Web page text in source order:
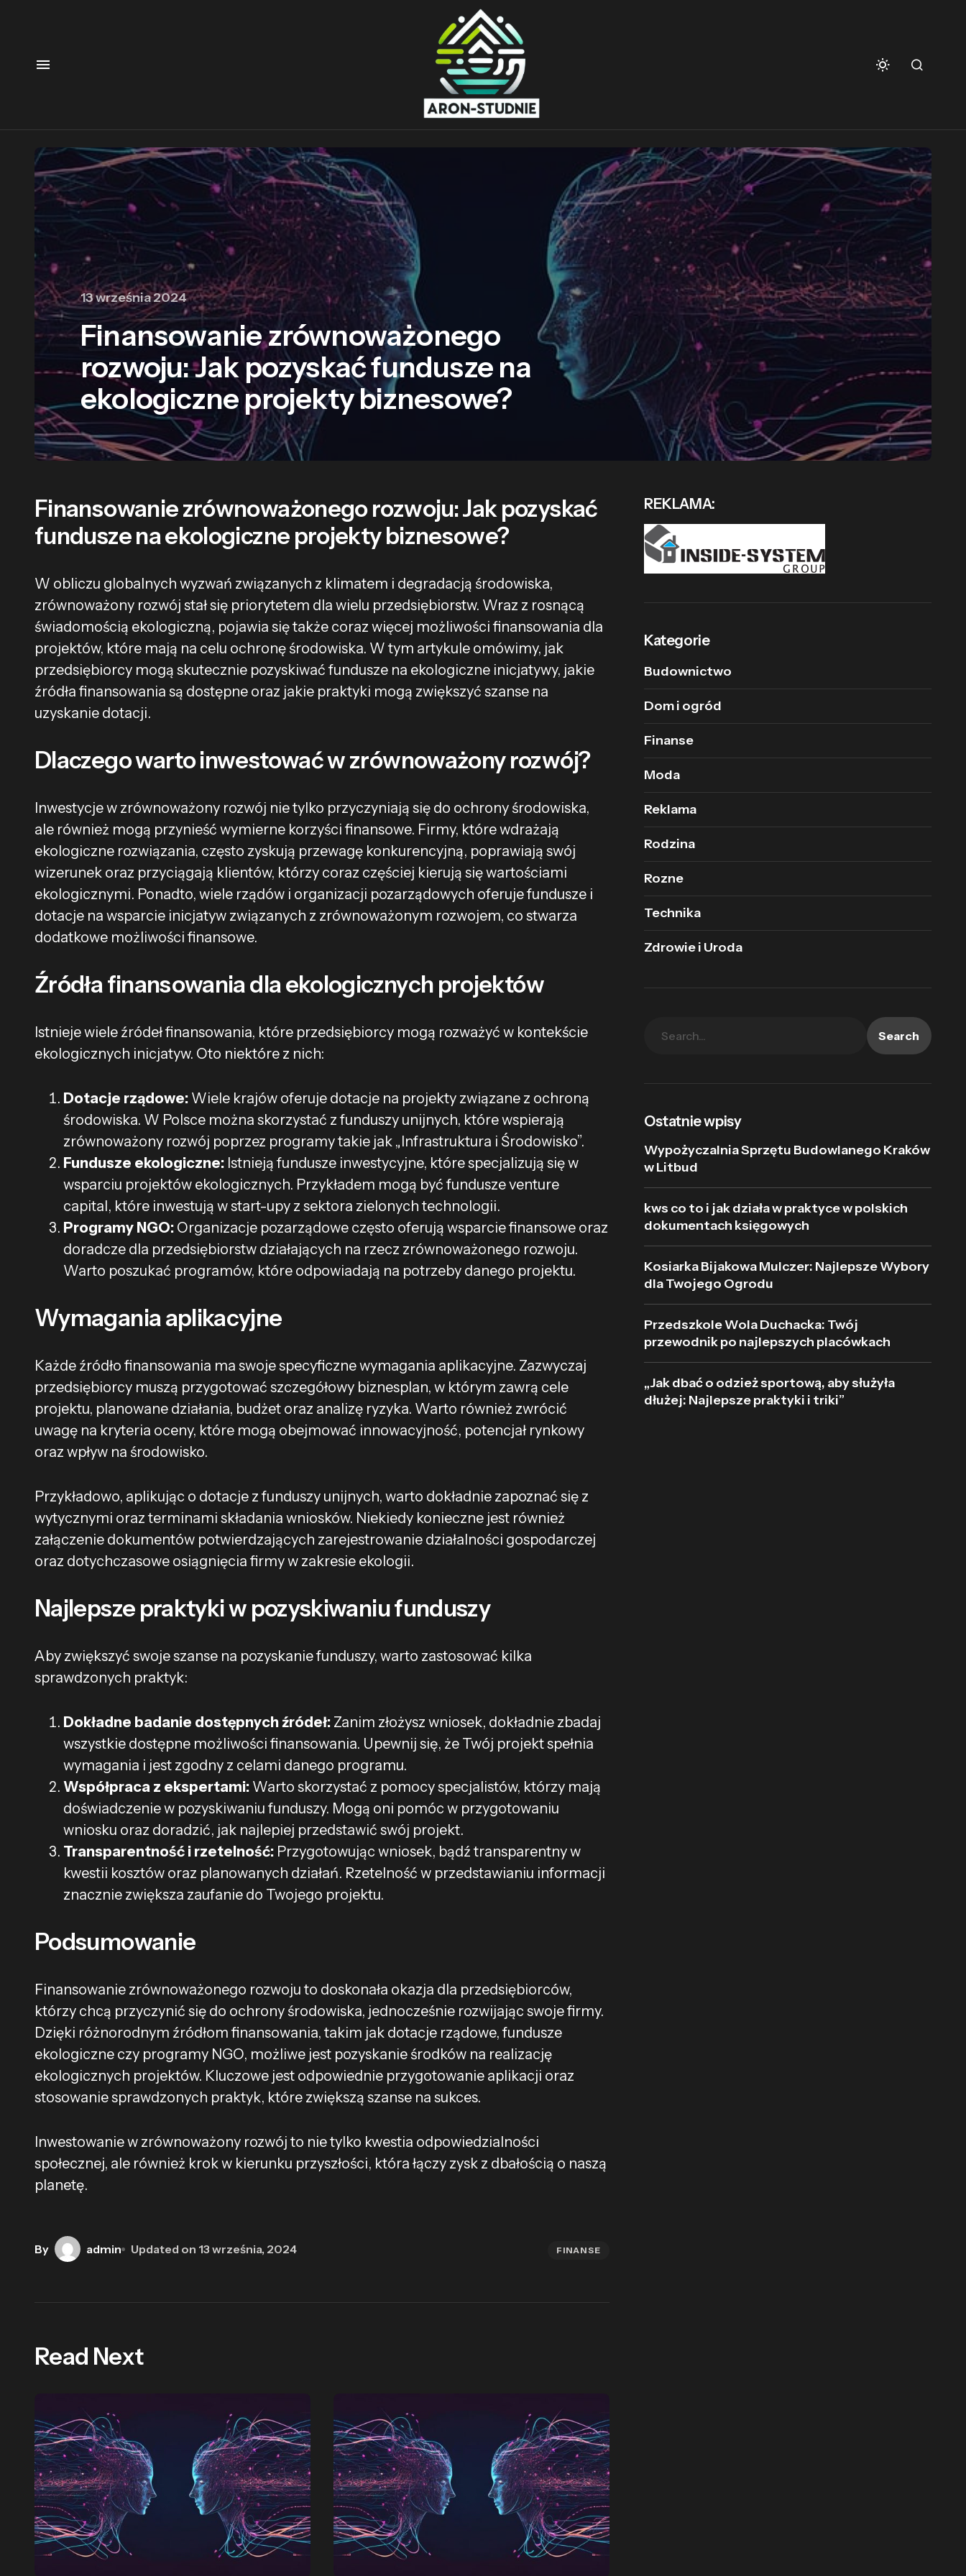
13 września 2024
Finansowanie zrównoważonego
rozwoju: Jak pozyskać fundusze na
ekologiczne projekty biznesowe?
Finansowanie zrównoważonego rozwoju: Jak pozyskać
fundusze na ekologiczne projekty biznesowe?
W obliczu globalnych wyzwań związanych z klimatem i degradacją środowiska,
zrównoważony rozwój stał się priorytetem dla wielu przedsiębiorstw. Wraz z rosnącą
świadomością ekologiczną, pojawia się także coraz więcej możliwości finansowania dla
projektów, które mają na celu ochronę środowiska. W tym artykule omówimy, jak
przedsiębiorcy mogą skutecznie pozyskiwać fundusze na ekologiczne inicjatywy, jakie
źródła finansowania są dostępne oraz jakie praktyki mogą zwiększyć szanse na
uzyskanie dotacji.
Dlaczego warto inwestować w zrównoważony rozwój?
Inwestycje w zrównoważony rozwój nie tylko przyczyniają się do ochrony środowiska,
ale również mogą przynieść wymierne korzyści finansowe. Firmy, które wdrażają
ekologiczne rozwiązania, często zyskują przewagę konkurencyjną, poprawiają swój
wizerunek oraz przyciągają klientów, którzy coraz częściej kierują się wartościami
ekologicznymi. Ponadto, wiele rządów i organizacji pozarządowych oferuje fundusze i
dotacje na wsparcie inicjatyw związanych z zrównoważonym rozwojem, co stwarza
dodatkowe możliwości finansowe.
Źródła finansowania dla ekologicznych projektów
Istnieje wiele źródeł finansowania, które przedsiębiorcy mogą rozważyć w kontekście
ekologicznych inicjatyw. Oto niektóre z nich:
Dotacje rządowe: Wiele krajów oferuje dotacje na projekty związane z ochroną
środowiska. W Polsce można skorzystać z funduszy unijnych, które wspierają
zrównoważony rozwój poprzez programy takie jak „Infrastruktura i Środowisko”.
Fundusze ekologiczne: Istnieją fundusze inwestycyjne, które specjalizują się w
wsparciu projektów ekologicznych. Przykładem mogą być fundusze venture
capital, które inwestują w start-upy z sektora zielonych technologii.
Programy NGO: Organizacje pozarządowe często oferują wsparcie finansowe oraz
doradcze dla przedsiębiorstw działających na rzecz zrównoważonego rozwoju.
Warto poszukać programów, które odpowiadają na potrzeby danego projektu.
Wymagania aplikacyjne
Każde źródło finansowania ma swoje specyficzne wymagania aplikacyjne. Zazwyczaj
przedsiębiorcy muszą przygotować szczegółowy biznesplan, w którym zawrą cele
projektu, planowane działania, budżet oraz analizę ryzyka. Warto również zwrócić
uwagę na kryteria oceny, które mogą obejmować innowacyjność, potencjał rynkowy
oraz wpływ na środowisko.
Przykładowo, aplikując o dotacje z funduszy unijnych, warto dokładnie zapoznać się z
wytycznymi oraz terminami składania wniosków. Niekiedy konieczne jest również
załączenie dokumentów potwierdzających zarejestrowanie działalności gospodarczej
oraz dotychczasowe osiągnięcia firmy w zakresie ekologii.
Najlepsze praktyki w pozyskiwaniu funduszy
Aby zwiększyć swoje szanse na pozyskanie funduszy, warto zastosować kilka
sprawdzonych praktyk:
Dokładne badanie dostępnych źródeł: Zanim złożysz wniosek, dokładnie zbadaj
wszystkie dostępne możliwości finansowania. Upewnij się, że Twój projekt spełnia
wymagania i jest zgodny z celami danego programu.
Współpraca z ekspertami: Warto skorzystać z pomocy specjalistów, którzy mają
doświadczenie w pozyskiwaniu funduszy. Mogą oni pomóc w przygotowaniu
wniosku oraz doradzić, jak najlepiej przedstawić swój projekt.
Transparentność i rzetelność: Przygotowując wniosek, bądź transparentny w
kwestii kosztów oraz planowanych działań. Rzetelność w przedstawianiu informacji
znacznie zwiększa zaufanie do Twojego projektu.
Podsumowanie
Finansowanie zrównoważonego rozwoju to doskonała okazja dla przedsiębiorców,
którzy chcą przyczynić się do ochrony środowiska, jednocześnie rozwijając swoje firmy.
Dzięki różnorodnym źródłom finansowania, takim jak dotacje rządowe, fundusze
ekologiczne czy programy NGO, możliwe jest pozyskanie środków na realizację
ekologicznych projektów. Kluczowe jest odpowiednie przygotowanie aplikacji oraz
stosowanie sprawdzonych praktyk, które zwiększą szanse na sukces.
Inwestowanie w zrównoważony rozwój to nie tylko kwestia odpowiedzialności
społecznej, ale również krok w kierunku przyszłości, która łączy zysk z dbałością o naszą
planetę.
By admin Updated on 13 września, 2024 FINANSE
Read Next
REKLAMA:
Kategorie
Budownictwo
Dom i ogród
Finanse
Moda
Reklama
Rodzina
Rozne
Technika
Zdrowie i Uroda
Search
Ostatnie wpisy
Wypożyczalnia Sprzętu Budowlanego Kraków
w Litbud
kws co to i jak działa w praktyce w polskich
dokumentach księgowych
Kosiarka Bijakowa Mulczer: Najlepsze Wybory
dla Twojego Ogrodu
Przedszkole Wola Duchacka: Twój
przewodnik po najlepszych placówkach
„Jak dbać o odzież sportową, aby służyła
dłużej: Najlepsze praktyki i triki”